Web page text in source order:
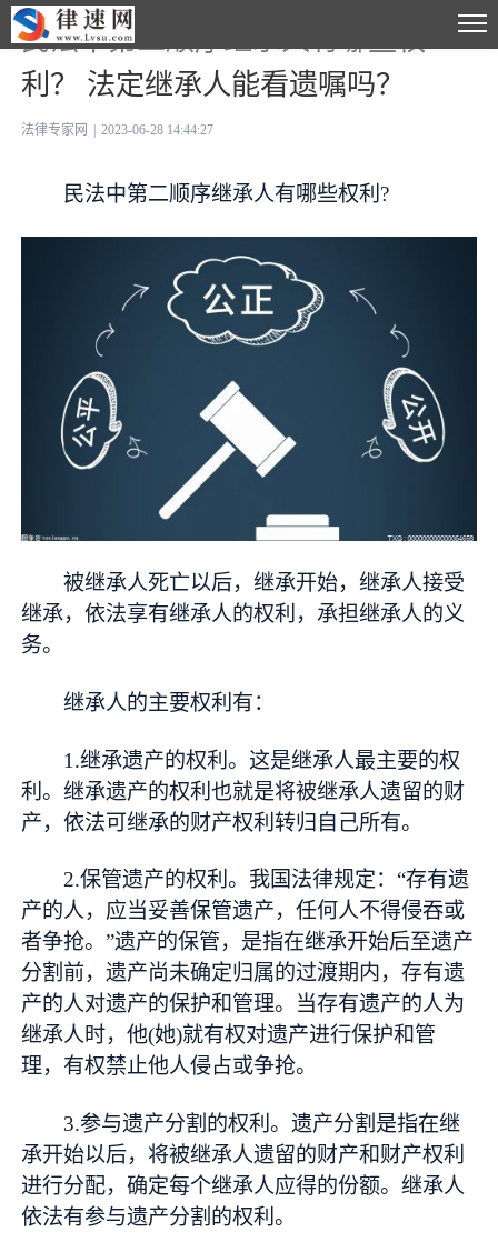
民法中第二顺序继承人有哪些权
利？ 法定继承人能看遗嘱吗？
法律专家网 2023-06-28 14:44:27
民法中第二顺序继承人有哪些权利?
被继承人死亡以后，继承开始，继承人接受
继承，依法享有继承人的权利，承担继承人的义
务。
继承人的主要权利有：
1.继承遗产的权利。这是继承人最主要的权
利。继承遗产的权利也就是将被继承人遗留的财
产，依法可继承的财产权利转归自己所有。
2.保管遗产的权利。我国法律规定：“存有遗
产的人，应当妥善保管遗产，任何人不得侵吞或
者争抢。”遗产的保管，是指在继承开始后至遗产
分割前，遗产尚未确定归属的过渡期内，存有遗
产的人对遗产的保护和管理。当存有遗产的人为
继承人时，他(她)就有权对遗产进行保护和管
理，有权禁止他人侵占或争抢。
3.参与遗产分割的权利。遗产分割是指在继
承开始以后，将被继承人遗留的财产和财产权利
进行分配，确定每个继承人应得的份额。继承人
依法有参与遗产分割的权利。